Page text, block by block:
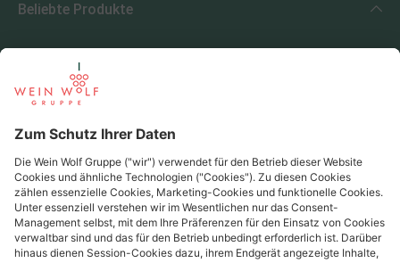
Beliebte Produkte
Beliebte Regionen
Beliebte Produzenten
Wein Wolf
Wein Wolf GmbH